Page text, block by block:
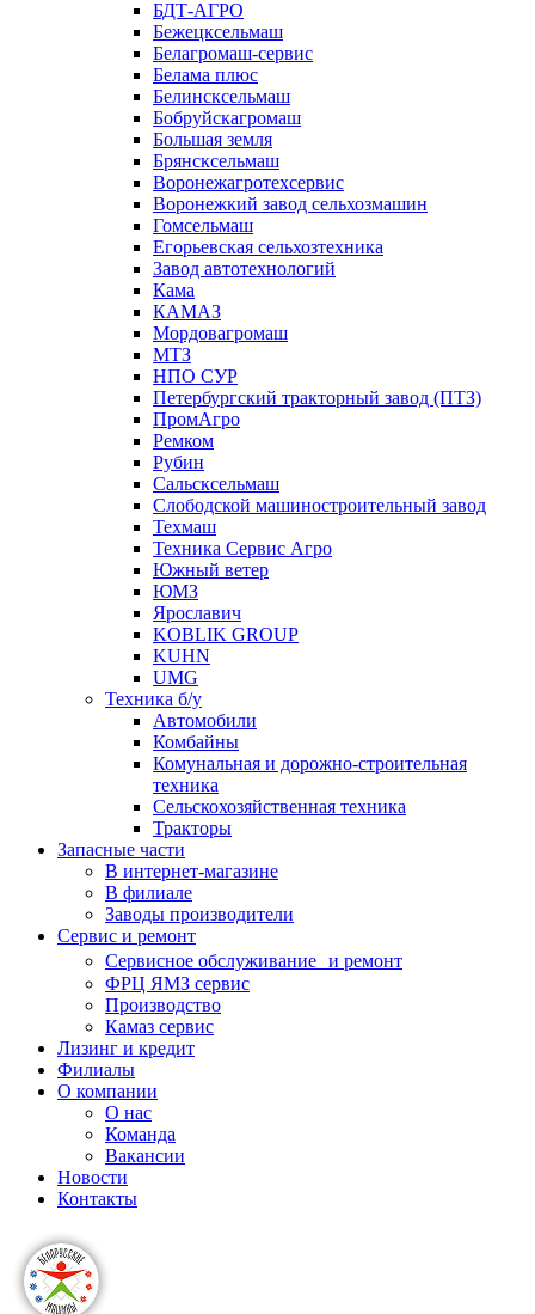
БДТ-АГРО
Бежецксельмаш
Белагромаш-сервис
Белама плюс
Белинсксельмаш
Бобруйскагромаш
Большая земля
Брянсксельмаш
Воронежагротехсервис
Воронежкий завод сельхозмашин
Гомсельмаш
Егорьевская сельхозтехника
Завод автотехнологий
Кама
КАМАЗ
Мордовагромаш
МТЗ
НПО СУР
Петербургский тракторный завод (ПТЗ)
ПромАгро
Ремком
Рубин
Сальскcельмаш
Слободской машиностроительный завод
Техмаш
Техника Сервис Агро
Южный ветер
ЮМЗ
Ярославич
KOBLIK GROUP
KUHN
UMG
Техника б/у
Автомобили
Комбайны
Комунальная и дорожно-строительная
техника
Сельскохозяйственная техника
Тракторы
Запасные части
В интернет-магазине
В филиале
Заводы производители
Сервис и ремонт
Сервисное обслуживание и ремонт
ФРЦ ЯМЗ сервис
Производство
Камаз сервис
Лизинг и кредит
Филиалы
О компании
О нас
Команда
Вакансии
Новости
Контакты